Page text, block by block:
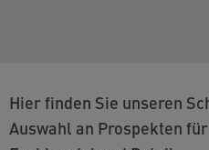
Hier finden Sie unseren Schweizer Katalog und eine
Auswahl an Prospekten